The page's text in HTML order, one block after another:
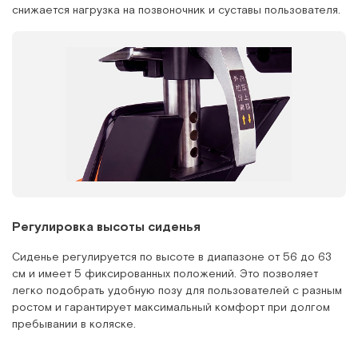
снижается нагрузка на позвоночник и суставы пользователя.
Регулировка высоты сиденья
Сиденье регулируется по высоте в диапазоне от 56 до 63
см и имеет 5 фиксированных положений. Это позволяет
легко подобрать удобную позу для пользователей с разным
ростом и гарантирует максимальный комфорт при долгом
пребывании в коляске.